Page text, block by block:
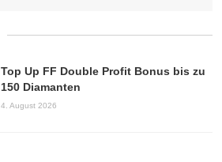
Top Up FF Double Profit Bonus bis zu
150 Diamanten
4. August 2026